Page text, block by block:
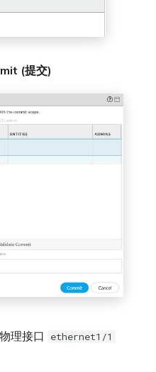
(提交)
理接口 ethernet1/1